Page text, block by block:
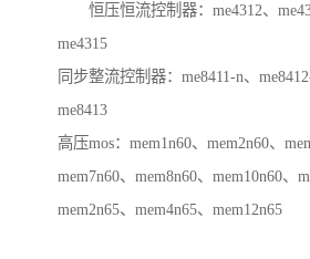
恒压恒流控制器：me4312、
me4315
同步整流控制器：me8411-n、
me8413
高压mos：mem1n60、mem2n60、
mem7n60、mem8n60、mem10n60、
mem2n65、mem4n65、mem12n65